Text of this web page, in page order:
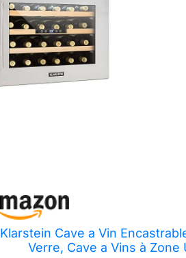
Klarstein Cave a Vin
Verre, Cave a Vins à Zone